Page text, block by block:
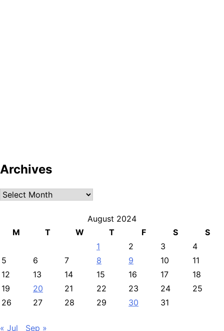
Archives
Archives
August 2024
M
T W T F S
S
1
2 3
4
5
6 7 8 9 10
11
12
13 14 15 16 17
18
19
20 21 22 23 24
25
26
27 28 29 30 31
« Jul Sep »